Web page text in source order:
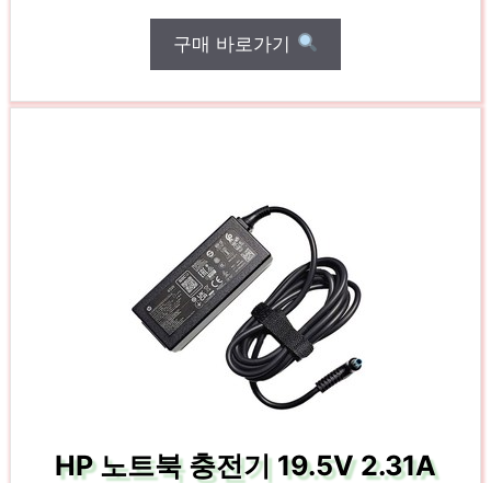
구매 바로가기
HP 노트북 충전기 19.5V 2.31A